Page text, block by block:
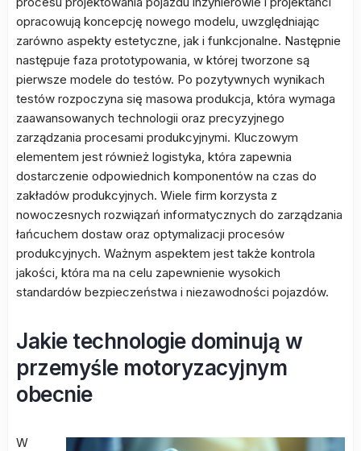
opracowują koncepcję nowego modelu, uwzględniając
zarówno aspekty estetyczne, jak i funkcjonalne. Następnie
następuje faza prototypowania, w której tworzone są
pierwsze modele do testów. Po pozytywnych wynikach
testów rozpoczyna się masowa produkcja, która wymaga
zaawansowanych technologii oraz precyzyjnego
zarządzania procesami produkcyjnymi. Kluczowym
elementem jest również logistyka, która zapewnia
dostarczenie odpowiednich komponentów na czas do
zakładów produkcyjnych. Wiele firm korzysta z
nowoczesnych rozwiązań informatycznych do zarządzania
łańcuchem dostaw oraz optymalizacji procesów
produkcyjnych. Ważnym aspektem jest także kontrola
jakości, która ma na celu zapewnienie wysokich
standardów bezpieczeństwa i niezawodności pojazdów.
Jakie technologie dominują w
przemyśle motoryzacyjnym
obecnie
W